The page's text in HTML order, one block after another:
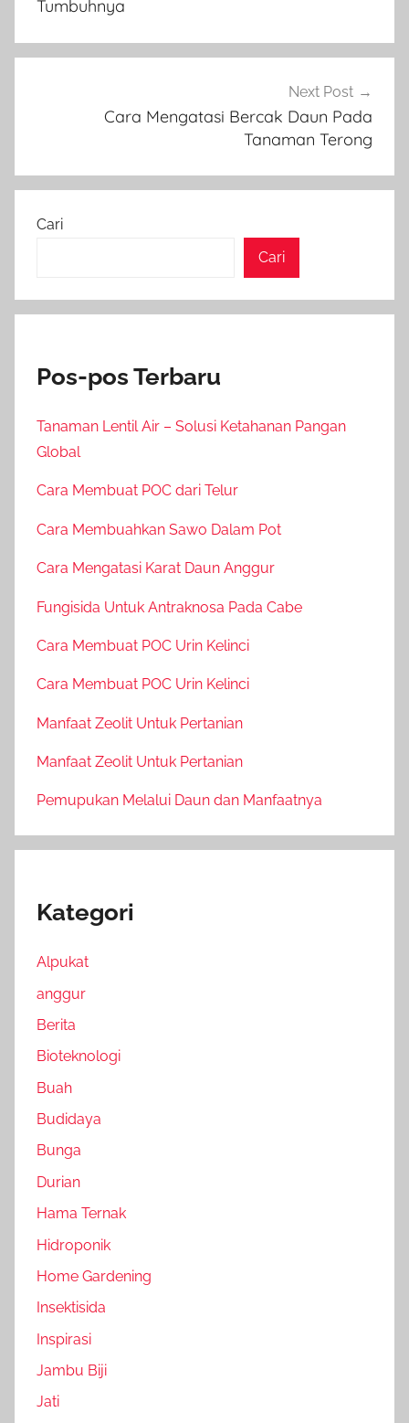
Tumbuhnya
Next Post
Cara Mengatasi Bercak Daun Pada
Tanaman Terong
Cari
Cari
Pos-pos Terbaru
Tanaman Lentil Air – Solusi Ketahanan Pangan
Global
Cara Membuat POC dari Telur
Cara Membuahkan Sawo Dalam Pot
Cara Mengatasi Karat Daun Anggur
Fungisida Untuk Antraknosa Pada Cabe
Cara Membuat POC Urin Kelinci
Cara Membuat POC Urin Kelinci
Manfaat Zeolit Untuk Pertanian
Manfaat Zeolit Untuk Pertanian
Pemupukan Melalui Daun dan Manfaatnya
Kategori
Alpukat
anggur
Berita
Bioteknologi
Buah
Budidaya
Bunga
Durian
Hama Ternak
Hidroponik
Home Gardening
Insektisida
Inspirasi
Jambu Biji
Jati